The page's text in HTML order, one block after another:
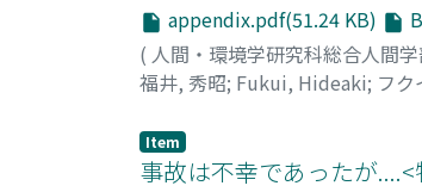
appendix.pdf(51.24 KB)
( 人間・環境学研究科総合人間
福井, 秀昭; Fukui, Hideaki; フク
Item
事故は不幸であったが